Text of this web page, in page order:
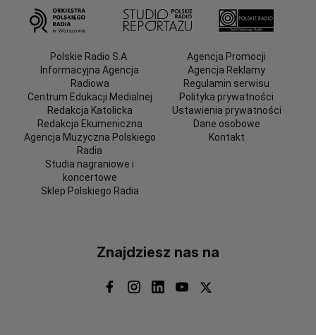
Polskie Radio S.A.
Informacyjna Agencja
Radiowa
Centrum Edukacji Medialnej
Redakcja Katolicka
Redakcja Ekumeniczna
Agencja Muzyczna Polskiego
Radia
Studia nagraniowe i
koncertowe
Sklep Polskiego Radia
Agencja Promocji
Agencja Reklamy
Regulamin serwisu
Polityka prywatności
Ustawienia prywatności
Dane osobowe
Kontakt
Znajdziesz nas na